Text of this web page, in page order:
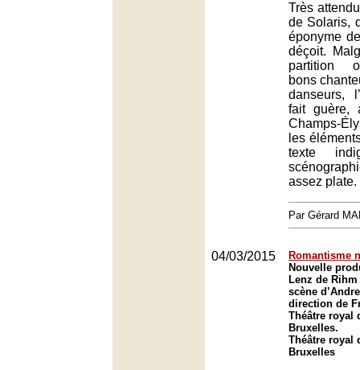
Très
de Solaris,
éponyme
déçoit.
partition
bons
danseurs,
fait guère,
Champs-
les
texte
assez plate.
Par Gérard
04/03/2015
Romantisme
Nouvelle
Lenz de
scène
direction de
Théâtre royal
Bruxelles.
Théâtre royal
Bruxelles